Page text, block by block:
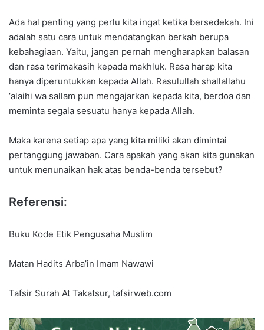
Ada hal penting yang perlu kita ingat ketika bersedekah. Ini
adalah satu cara untuk mendatangkan berkah berupa
kebahagiaan. Yaitu, jangan pernah mengharapkan balasan
dan rasa terimakasih kepada makhluk. Rasa harap kita
hanya diperuntukkan kepada Allah. Rasulullah shallallahu
‘alaihi wa sallam pun mengajarkan kepada kita, berdoa dan
meminta segala sesuatu hanya kepada Allah.
Maka karena setiap apa yang kita miliki akan dimintai
pertanggung jawaban. Cara apakah yang akan kita gunakan
untuk menunaikan hak atas benda-benda tersebut?
Referensi:
Buku Kode Etik Pengusaha Muslim
Matan Hadits Arba’in Imam Nawawi
Tafsir Surah At Takatsur, tafsirweb.com